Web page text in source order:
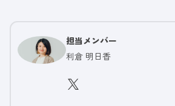
担当メンバー
利倉 明日香